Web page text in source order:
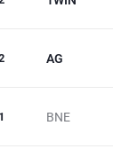
AG
BNE
1